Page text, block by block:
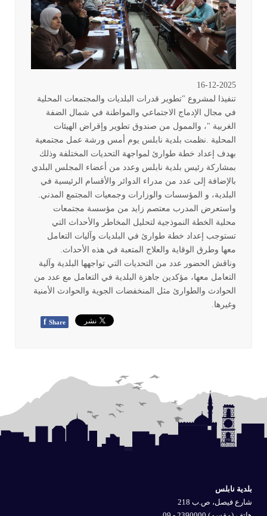
16-12-2025
تنفيذا لمشروع "تطوير قدرات البلديات والمجتمعات المحلية
في مجال الإدماج الاجتماعي والمواطنة في شمال الضفة
الغربية "، والممول من صندوق تطوير وإقراض الهيئات
المحلية .نظمت بلدية نابلس يوم أمس ورشة عمل مجتمعية
بهدف إعداد خطة طوارئ لمواجهة التحديات المختلفة وذلك
بمشاركة رئيس بلدية نابلس وعدد من أعضاء المجلس البلدي
بالإضافة إلى عدد من مدراء الدوائر والأقسام الرئيسية في
البلدية، و المؤسسات والوزارات وجمعيات المجتمع المدني.
واستعرض المدرب معتصم زايد من مؤسسة مجتمعات
محلية الخطة النموذجية لتحليل المخاطر والأحداث التي
تستوجب إعداد خطة طوارئ في البلديات وآليات التعامل
معها وطرق الوقاية والعلاج المتعبة في هذه الأحداث.
وناقش الحضور عدد من التحديات التي تواجهها البلدية وآلية
التعامل معها، مؤكدين جاهزة البلدية في التعامل مع عدد من
الحوادث والطوارئ مثل المنخفضات الجوية والحوادث الأمنية
وغيرها.
f Share
بلدية نابلس
شارع فيصل، ص.ب 218